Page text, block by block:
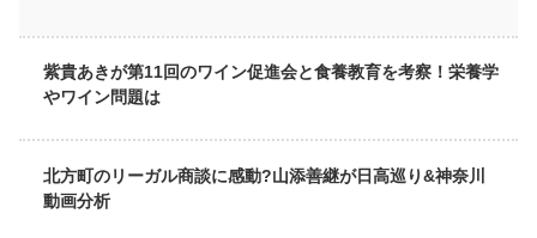
紫貴あきが第11回のワイン促進会と食養教育を考察！栄養学
やワイン問題は
北方町のリーガル商談に感動?山添善継が日高巡り&神奈川
動画分析